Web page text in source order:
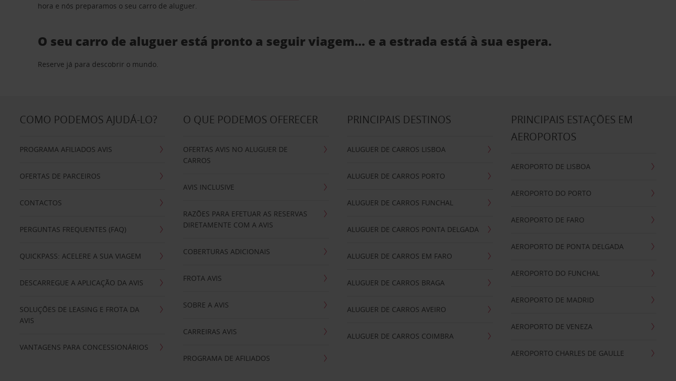
hora e nós preparamos o seu carro de aluguer.
O seu carro de aluguer está pronto a seguir viagem… e a estrada está à sua espera.
Reserve já para descobrir o mundo.
COMO PODEMOS AJUDÁ-LO?
PROGRAMA AFILIADOS AVIS
OFERTAS DE PARCEIROS
CONTACTOS
PERGUNTAS FREQUENTES (FAQ)
QUICKPASS: ACELERE A SUA VIAGEM
DESCARREGUE A APLICAÇÃO DA AVIS
SOLUÇÕES DE LEASING E FROTA DA
AVIS
VANTAGENS PARA CONCESSIONÁRIOS
O QUE PODEMOS OFERECER
OFERTAS AVIS NO ALUGUER DE
CARROS
AVIS INCLUSIVE
RAZÕES PARA EFETUAR AS RESERVAS
DIRETAMENTE COM A AVIS
COBERTURAS ADICIONAIS
FROTA AVIS
SOBRE A AVIS
CARREIRAS AVIS
PROGRAMA DE AFILIADOS
PRINCIPAIS DESTINOS
ALUGUER DE CARROS LISBOA
ALUGUER DE CARROS PORTO
ALUGUER DE CARROS FUNCHAL
ALUGUER DE CARROS PONTA DELGADA
ALUGUER DE CARROS EM FARO
ALUGUER DE CARROS BRAGA
ALUGUER DE CARROS AVEIRO
ALUGUER DE CARROS COIMBRA
PRINCIPAIS ESTAÇÕES EM
AEROPORTOS
AEROPORTO DE LISBOA
AEROPORTO DO PORTO
AEROPORTO DE FARO
AEROPORTO DE PONTA DELGADA
AEROPORTO DO FUNCHAL
AEROPORTO DE MADRID
AEROPORTO DE VENEZA
AEROPORTO CHARLES DE GAULLE